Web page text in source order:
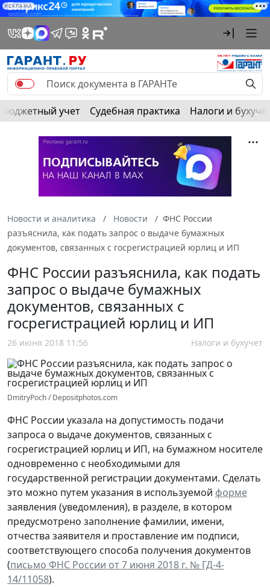
РЕКЛАМА
Бюджетный учет Судебная практика Налоги и
Новости и аналитика Новости
ФНС России
разъяснила, как подать запрос о выдаче бумажных
документов, связанных с госрегистрацией юрлиц и ИП
ФНС России разъяснила, как подать
запрос о выдаче бумажных
документов, связанных с
госрегистрацией юрлиц и ИП
26 июня 2018 11:56 Налоги и бухучет
DmitryPoch / Depositphotos.com
ФНС России указала на допустимость подачи
запроса о выдаче документов, связанных с
госрегистрацией юрлиц и ИП, на бумажном носителе
одновременно с необходимыми для
государственной регистрации документами. Сделать
это можно путем указания в используемой форме
заявления (уведомления), в разделе, в котором
предусмотрено заполнение фамилии, имени,
отчества заявителя и проставление им подписи,
соответствующего способа получения документов
(письмо ФНС России от 7 июня 2018 г. № ГД-4-
14/11058).